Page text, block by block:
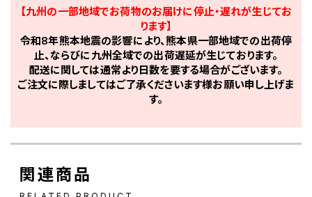
【九州の一部地域でお荷物のお届けに停止・遅れが生じてお
ります】
令和8年熊本地震の影響により、熊本県一部地域での出荷停
止、ならびに九州全域での出荷遅延が生じております。
配送に関しては通常より日数を要する場合がございます。
ご注文に際しましてはご了承くださいます様お願い申し上げま
す。
関連商品